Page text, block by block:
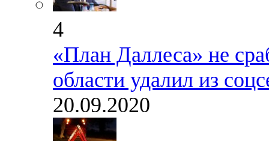
4
«План Даллеса» не
области удалил из
20.09.2020